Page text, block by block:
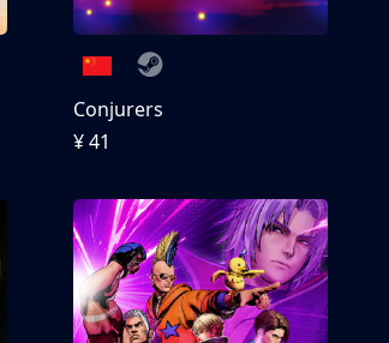
Conjurers
¥ 41